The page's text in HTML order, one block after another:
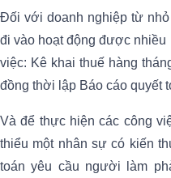
Đối với doanh nghiệp từ
đi vào hoạt động được nhiều
việc: Kê khai thuế hàng
đồng thời lập Báo cáo quyết
Và để thực hiện các công
thiểu một nhân sự có kiến
toán yêu cầu người làm